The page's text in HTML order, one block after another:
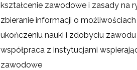
kształcenie zawodowe i zasady na
zbieranie informacji o
ukończeniu nauki i zdobyciu zawodu
współpraca z instytucjami
zawodowe